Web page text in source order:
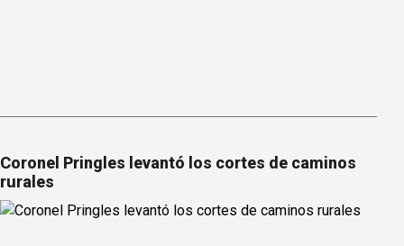
Coronel Pringles levantó los cortes de caminos
rurales